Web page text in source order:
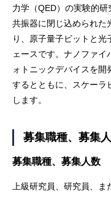
力学（QED）の実験的
共振器に閉じ込められた
り、原子量子ビットと
ェースです。ナノファ
ォトニックデバイスを
するとともに、スケーラ
します。
募集職種、募集
募集職種、募集人数
上級研究員、研究員、